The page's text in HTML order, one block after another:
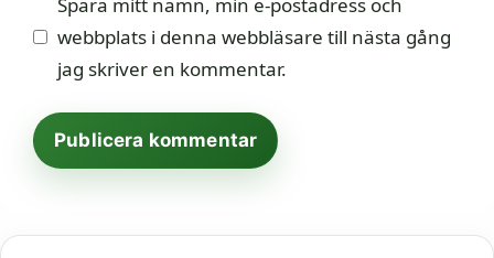
webbplats i denna webbläsare till nästa gång
jag skriver en kommentar.